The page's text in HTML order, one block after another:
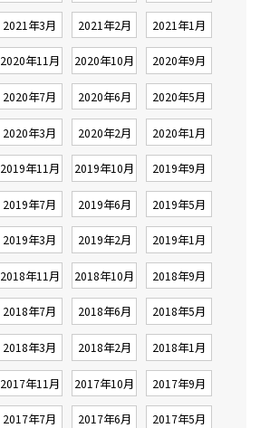
2021年3月 2021年2月 2021年1月
2020年11月 2020年10月 2020年9月
2020年7月 2020年6月 2020年5月
2020年3月 2020年2月 2020年1月
2019年11月 2019年10月 2019年9月
2019年7月 2019年6月 2019年5月
2019年3月 2019年2月 2019年1月
2018年11月 2018年10月 2018年9月
2018年7月 2018年6月 2018年5月
2018年3月 2018年2月 2018年1月
2017年11月 2017年10月 2017年9月
2017年7月 2017年6月 2017年5月